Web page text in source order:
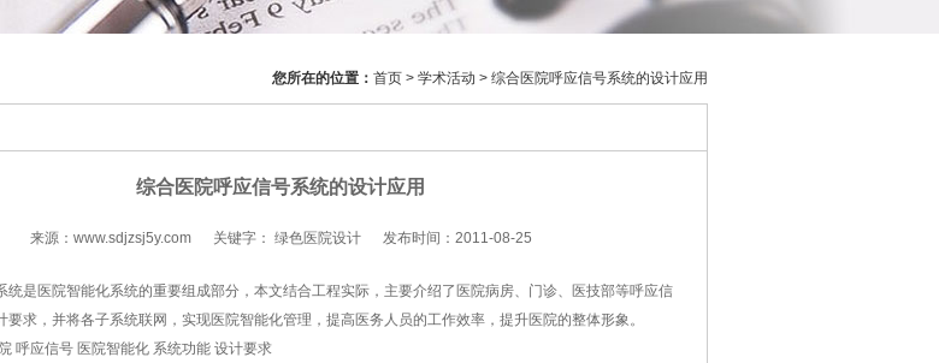
您所在的位置： 首页 > 学术活动 > 综合医院呼应信号系统的设计应用
综合医院呼应信号系统的设计应用
来源：www.sdjzsj5y.com 关键字： 绿色医院设计 发布时间：2011-08-25
统是医院智能化系统的重要组成部分，本文结合工程实际，主要介绍了医院病房、门诊、医技部等呼应信
要求，并将各子系统联网，实现医院智能化管理，提高医务人员的工作效率，提升医院的整体形象。
呼应信号 医院智能化 系统功能 设计要求